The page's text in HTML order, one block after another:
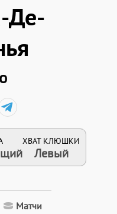
Де-
ХВАТ КЛЮШКИ
Левый
Матчи